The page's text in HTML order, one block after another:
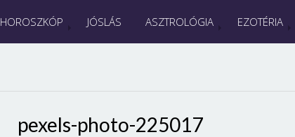
HOROSZKÓP JÓSLÁS ASZTROLÓGIA EZOTÉRIA
pexels-photo-225017